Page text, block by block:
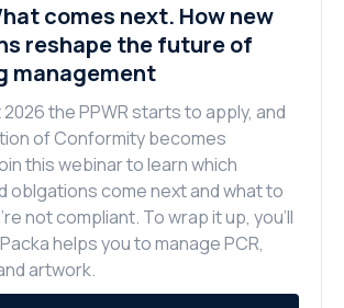
comes next. How new
reshape the future of
management
2026 the PPWR starts to apply, and
of Conformity becomes
this webinar to learn which
oblgations come next and what to
not compliant. To wrap it up, you'll
helps you to manage PCR,
artwork.